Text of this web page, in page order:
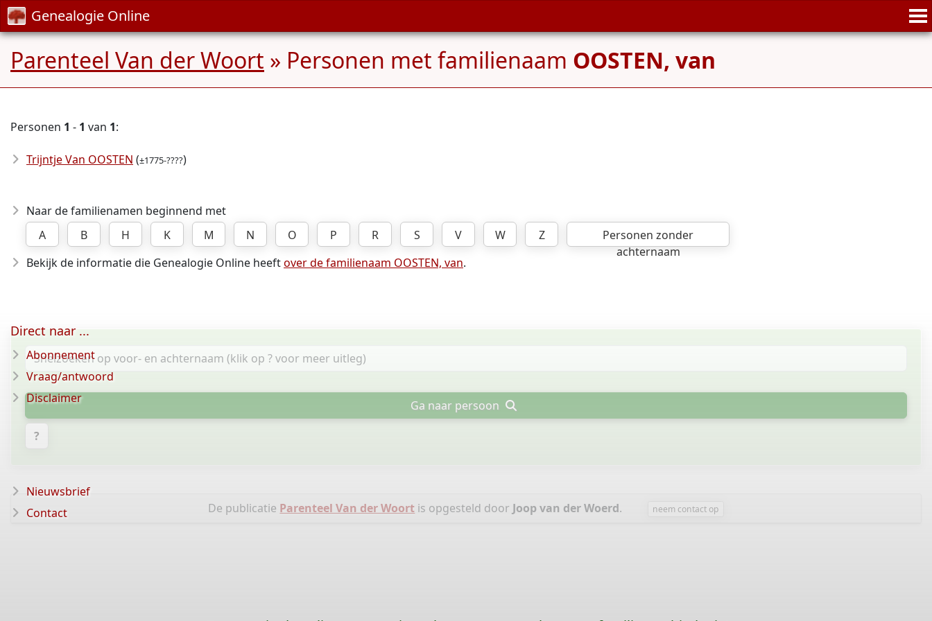
Genealogie Online
Parenteel Van der Woort » Personen met familienaam OOSTEN, van
Personen 1 - 1 van 1:
Trijntje Van OOSTEN (±1775-????)
Naar de familienamen beginnend met
A
B H K M N O P R S V W Z
Personen zonder
achternaam
Bekijk de informatie die Genealogie Online heeftover de familienaam OOSTEN, van.
Ga naar persoon
?
De publicatie Parenteel Van der Woort is opgesteld door Joop van der Woerd. neem contact op
Direct naar ...
Abonnement
Vraag/antwoord
Disclaimer
Nieuwsbrief
Contact